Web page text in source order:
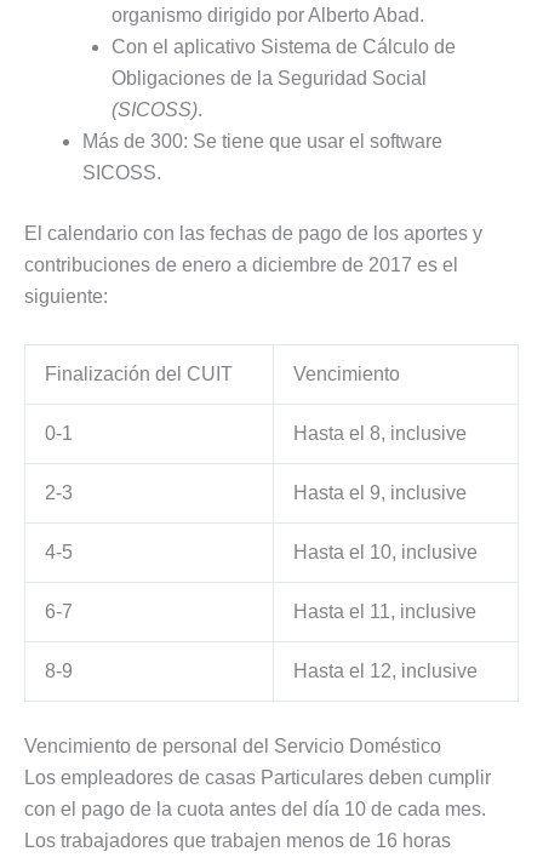
organismo dirigido por Alberto Abad.
Con el aplicativo Sistema de Cálculo de
Obligaciones de la Seguridad Social
(SICOSS).
Más de 300: Se tiene que usar el software
SICOSS.
El calendario con las fechas de pago de los aportes y
contribuciones de enero a diciembre de 2017 es el
siguiente:
Finalización del CUIT Vencimiento
0-1 Hasta el 8, inclusive
2-3 Hasta el 9, inclusive
4-5 Hasta el 10, inclusive
6-7 Hasta el 11, inclusive
8-9 Hasta el 12, inclusive
Vencimiento de personal del Servicio Doméstico
Los empleadores de casas Particulares deben cumplir
con el pago de la cuota antes del día 10 de cada mes.
Los trabajadores que trabajen menos de 16 horas